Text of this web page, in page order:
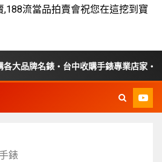
,188流當品拍賣會祝您在這挖到寶
牌名錶・台中收購手錶專業店家・平價
錶